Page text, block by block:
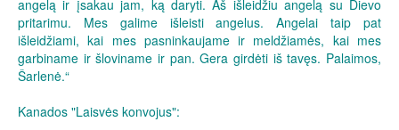
angelą ir įsakau jam, ką daryti. Aš išleidžiu angelą su Dievo
pritarimu. Mes galime išleisti angelus. Angelai taip pat
išleidžiami, kai mes pasninkaujame ir meldžiamės, kai mes
garbiname ir šloviname ir pan. Gera girdėti iš tavęs. Palaimos,
Šarlenė.“
Kanados "Laisvės konvojus":